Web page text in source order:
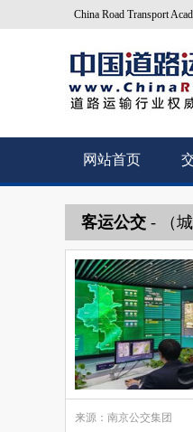
China Road Transport
网站首页
客运公交 - （
来源：南京公交集团